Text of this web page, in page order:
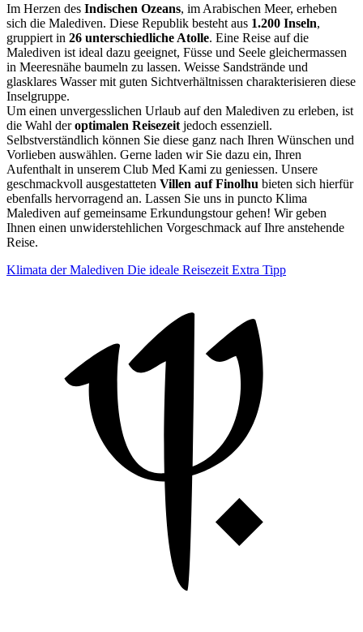
Im Herzen des Indischen Ozeans, im Arabischen Meer, erheben
sich die Malediven. Diese Republik besteht aus 1.200 Inseln,
gruppiert in 26 unterschiedliche Atolle. Eine Reise auf die
Malediven ist ideal dazu geeignet, Füsse und Seele gleichermassen
in Meeresnähe baumeln zu lassen. Weisse Sandstrände und
glasklares Wasser mit guten Sichtverhältnissen charakterisieren diese
Inselgruppe.
Um einen unvergesslichen Urlaub auf den Malediven zu erleben, ist
die Wahl deroptimalen Reisezeit jedoch essenziell.
Selbstverständlich können Sie diese ganz nach Ihren Wünschen und
Vorlieben auswählen. Gerne laden wir Sie dazu ein, Ihren
Aufenthalt in unserem Club Med Kami zu geniessen. Unsere
geschmackvoll ausgestatteten Villen auf Finolhu bieten sich hierfür
ebenfalls hervorragend an. Lassen Sie uns in puncto Klima
Malediven auf gemeinsame Erkundungstour gehen! Wir geben
Ihnen einen unwiderstehlichen Vorgeschmack auf Ihre anstehende
Reise.
Klimata der Malediven Die ideale Reisezeit Extra Tipp